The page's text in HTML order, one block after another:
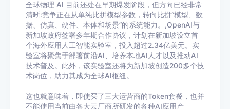
全球物理 AI 目前还处在早期爆发阶段，但方向已经非常
清晰:竞争正在从单纯比拼模型参数，转向比拼“模型、数
据、仿真、硬件、本体和场景”的系统能力。,OpenAI与
新加坡政府签署多年期合作协议，计划在新加坡设立首
个海外应用人工智能实验室，投入超过2.34亿美元。实
验室将聚焦于部署前沿AI、培养本地AI人才以及推动AI
技术普及。此外，该实验室还将为新加坡创造200多个技
术岗位，助力其成为全球AI枢纽。
这也就意味着，即使买了三大运营商的Token套餐，也并
不能使用当前由各大云厂商所研发的各种AI应用产